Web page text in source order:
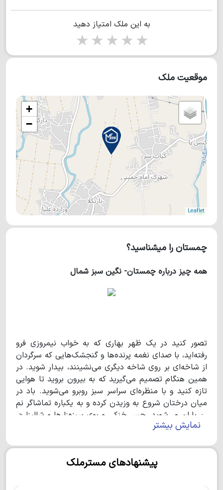
به این ملک امتیاز دهید
5 stars
4 stars
3 stars
2 stars
موقعیت ملک
+
−
Leaflet
چمستان را میشناسید؟
همه چیز درباره چمستان- نگین سبز شمال
تصور کنید در یک ظهر بهاری که به خواب نیمروزی فرو
رفته‌اید، با صدای نغمه پرنده‌ها و گنجشک‌هایی که سرگردان
از شاخه‌ای بر روی شاخه دیگری می‌نشینند، بیدار شوید. در
همین هنگام تصمیم می‌گیرید که به بیرون بروید تا هوایی
تازه کنید و با منظره‌ای سراسر سبز روبرو می‌شوید. باد در
میان درختان شروع به وزیدن کرده و به یکباره تماشاگر نم
نم باران می‌شوید. حس خنکی و بوی سبزه‌زارها و شالیزارها
همان بهشتی است که همیشه انتظارش را داشتید. درست
حتی خوردن نان محلی و عطر چای، طعم دیگری دارد. از
مردمان بومی این منطقه شنیده‌ام که نام چمستان به دلیل
نمایش بیشتر
پیشنهادهای مسترملک